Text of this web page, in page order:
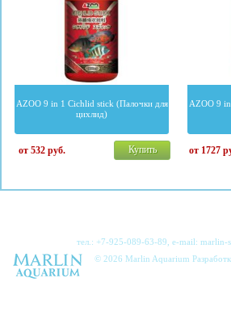
AZOO 9 in 1 Cichlid stick (Палочки для
цихлид)
от 532 руб. Купить
AZOO 9
от 1727
тел.: +7-925-089-63-89 , e-mail: marlin-
© 2026 Marlin Aquarium